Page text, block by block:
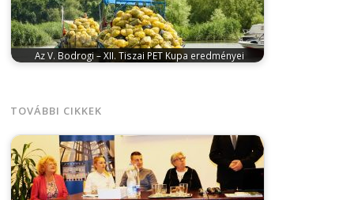
Az V. Bodrogi – XII. Tiszai PET Kupa eredményei
TOVÁBBI CIKKEK